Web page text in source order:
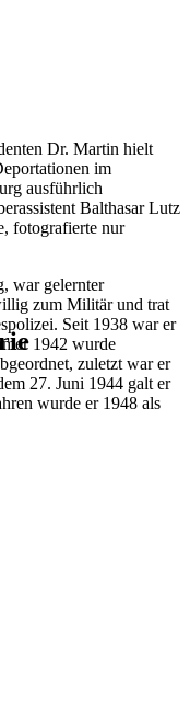
Dr. Martin hielt
im
ausführlich
Balthasar Lutz
fotografierte nur
war gelernter
zum Militär und trat
Seit 1938 war er
1942 wurde
zuletzt war er
27. Juni 1944 galt er
wurde er 1948 als